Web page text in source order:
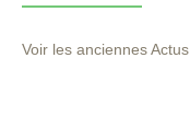
Voir les anciennes Actus